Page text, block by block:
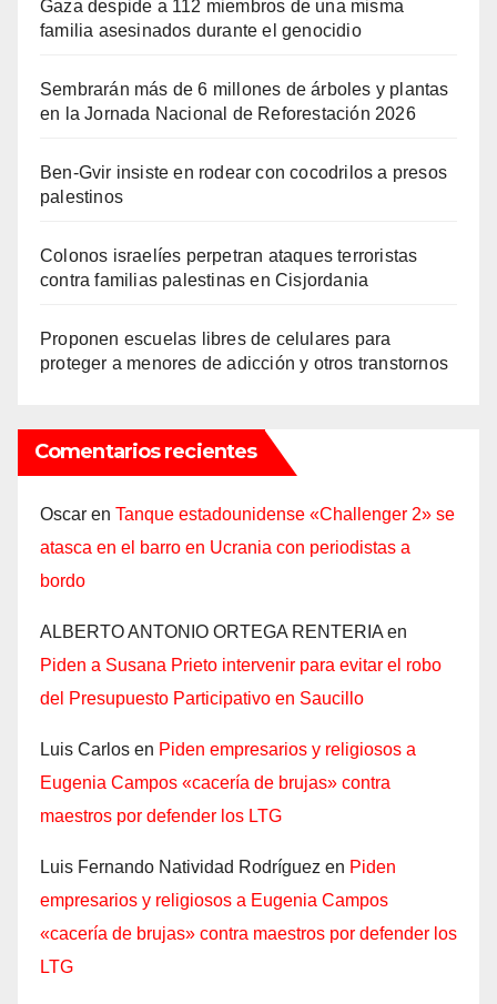
Gaza despide a 112 miembros de una misma
familia asesinados durante el genocidio
Sembrarán más de 6 millones de árboles y plantas
en la Jornada Nacional de Reforestación 2026
Ben-Gvir insiste en rodear con cocodrilos a presos
palestinos
Colonos israelíes perpetran ataques terroristas
contra familias palestinas en Cisjordania
Proponen escuelas libres de celulares para
proteger a menores de adicción y otros transtornos
Comentarios recientes
Oscar en Tanque estadounidense «Challenger 2» se
atasca en el barro en Ucrania con periodistas a
bordo
ALBERTO ANTONIO ORTEGA RENTERIA en
Piden a Susana Prieto intervenir para evitar el robo
del Presupuesto Participativo en Saucillo
Luis Carlos en Piden empresarios y religiosos a
Eugenia Campos «cacería de brujas» contra
maestros por defender los LTG
Luis Fernando Natividad Rodríguez en Piden
empresarios y religiosos a Eugenia Campos
«cacería de brujas» contra maestros por defender los
LTG